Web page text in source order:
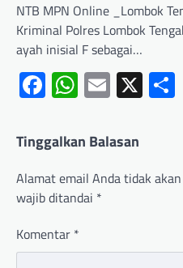
NTB MPN Online _Lombok
Kriminal Polres Lombok
ayah inisial F sebagai…
Facebook
WhatsApp
Email
X
Tinggalkan Balasan
Alamat email Anda tidak
wajib ditandai *
Komentar *